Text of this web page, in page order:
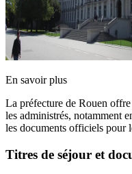
En savoir plus
La préfecture de Rouen
les administrés, notamment
les documents officiels pour
Titres de séjour et